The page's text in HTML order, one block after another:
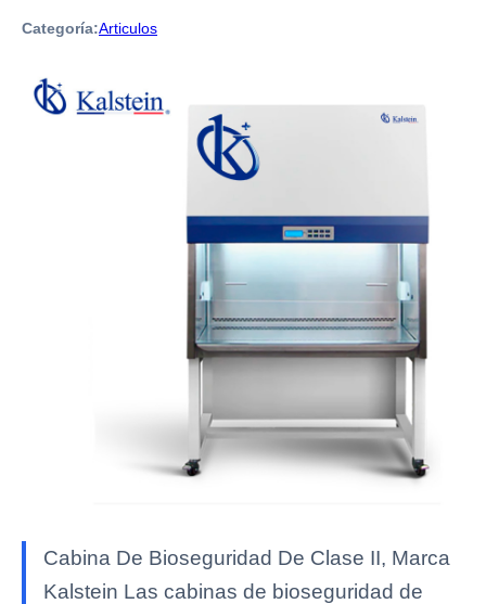
Categoría:Articulos
Cabina De Bioseguridad De Clase II, Marca
Kalstein Las cabinas de bioseguridad de